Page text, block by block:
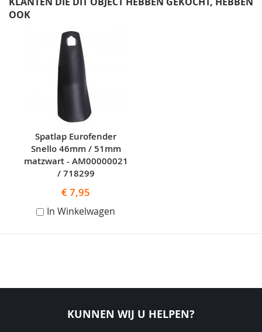
OOK
carousel
Spatlap Eurofender
Snello 46mm / 51mm
matzwart - AM00000021
/ 718299
€ 7,95
In Winkelwagen
KUNNEN WIJ U HELPEN?